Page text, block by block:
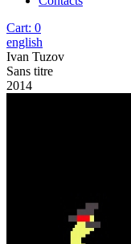
Cart: 0
english
Ivan Tuzov
Sans titre
2014